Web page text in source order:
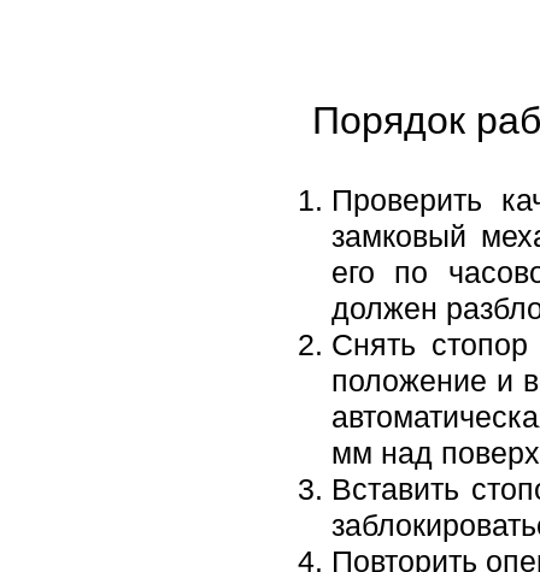
Порядок
Проверить
замковый
его по
должен
Снять
положение и
мм над
Вставить
Повторить